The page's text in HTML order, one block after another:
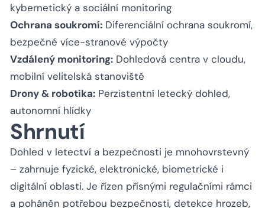
kybernetický a sociální monitoring
Ochrana soukromí: Diferenciální ochrana soukromí,
bezpečné více-stranové výpočty
Vzdálený monitoring: Dohledová centra v cloudu,
mobilní velitelská stanoviště
Drony & robotika: Perzistentní letecký dohled,
autonomní hlídky
Shrnutí
Dohled v letectví a bezpečnosti je mnohovrstevný
– zahrnuje fyzické, elektronické, biometrické i
digitální oblasti. Je řízen přísnými regulačními rámci
a poháněn potřebou bezpečnosti, detekce hrozeb,